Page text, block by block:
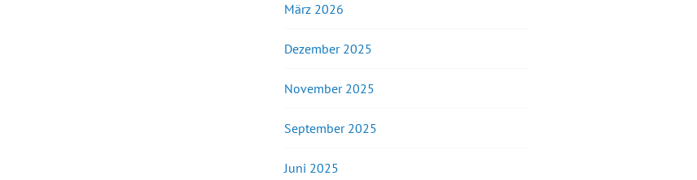
März 2026
Dezember 2025
November 2025
September 2025
Juni 2025